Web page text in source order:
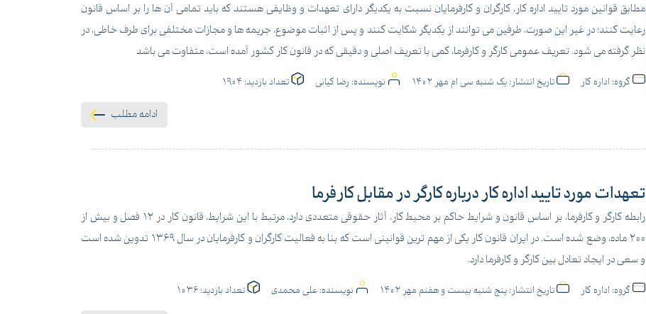
مطابق قوانین مورد تایید اداره کار، کارگران و کارفرمایان نسبت به یکدیگر دارای تعهدات و وظایفی هستند که باید تمامی آن ها را بر اساس قانون
رعایت کنند؛ در غیر این صورت، طرفین می توانند از یکدیگر شکایت کنند و پس از اثبات موضوع، جریمه ها و مجازات مختلفی برای طرف خاطی، در
نظر گرفته می شود. تعریف عمومی کارگر و کارفرما، کمی با تعریف اصلی و دقیقی که در قانون کار کشور آمده است، متفاوت می باشد
گروه: اداره کار تاریخ انتشار: یک شنبه سی ام مهر 1402 نویسنده: رضا کیانی تعداد بازدید:
ادامه مطلب
تعهدات مورد تایید اداره کار درباره کارگر در مقابل کارفرما
رابطه کارگر و کارفرما، بر اساس قانون و شرایط حاکم بر محیط کار، آثار حقوقی متعددی دارد، مرتبط با این شرایط، قانون کار در 12 فصل و بیش از
200 ماده، وضع شده است. در ایران قانون کار یکی از مهم ترین قوانینی است که بنا به فعالیت کارگران و کارفرمایان در سال 1369 تدوین شده است
و سعی در ایجاد تعادل بین کارگر و کارفرما دارد.
گروه: اداره کار تاریخ انتشار: پنج شنبه بیست و هفنم مهر 1402 نویسنده: علی محمدی تعداد بازدید: